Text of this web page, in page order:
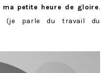
petite heure de gloire.
(je parle du travail du